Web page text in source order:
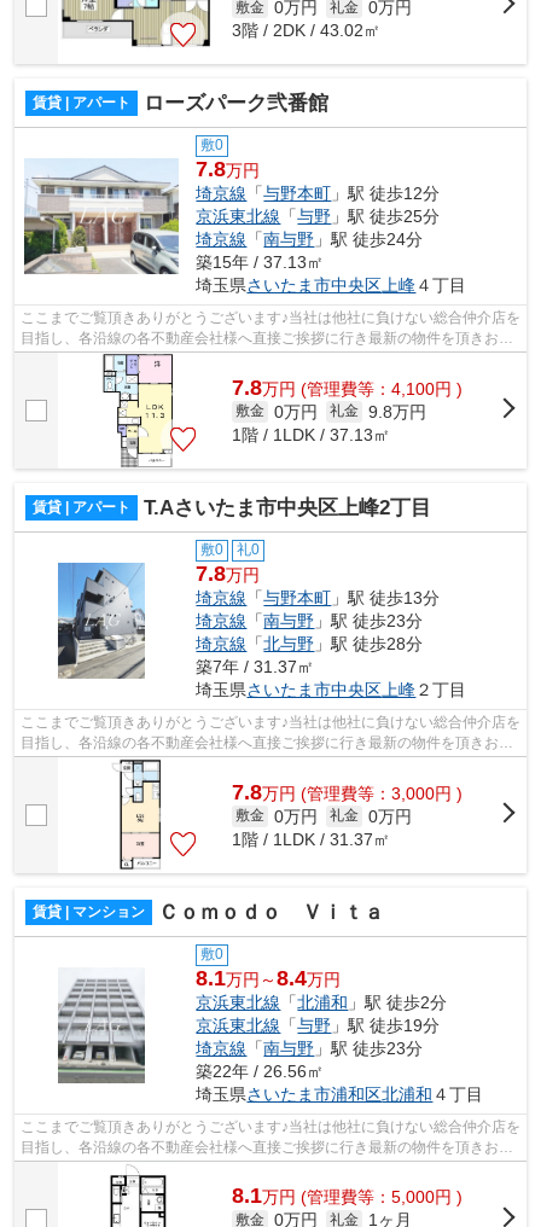
敷金 0万円 礼金 0万円
3階 / 2DK / 43.02㎡
賃貸 | アパート ローズパーク弐番館
敷0
7.8万円
埼京線 「与野本町 」駅 徒歩12分
京浜東北線 「与野 」駅 徒歩25分
埼京線 「南与野 」駅 徒歩24分
築15年 / 37.13㎡
埼玉県さいたま市中央区上峰４丁目
ここまでご覧頂きありがとうございます♪当社は他社に負けない総合仲介店を
目指し、各沿線の各不動産会社様へ直接ご挨拶に行き最新の物件を頂きお客
様へ提供しております！最新の情報は...
7.8万円 (管理費等：4,100円 )
敷金 0万円 礼金 9.8万円
1階 / 1LDK / 37.13㎡
賃貸 | アパート T.Aさいたま市中央区上峰2丁目
敷0 礼0
7.8万円
埼京線 「与野本町 」駅 徒歩13分
埼京線 「南与野 」駅 徒歩23分
埼京線 「北与野 」駅 徒歩28分
築7年 / 31.37㎡
埼玉県さいたま市中央区 上峰２丁目
ここまでご覧頂きありがとうございます♪当社は他社に負けない総合仲介店を
目指し、各沿線の各不動産会社様へ直接ご挨拶に行き最新の物件を頂きお客
様へ提供しております！最新の情報は...
7.8万円 (管理費等：3,000円 )
敷金 0万円 礼金 0万円
1階 / 1LDK / 31.37㎡
賃貸 | マンション Ｃｏｍｏｄｏ Ｖｉｔａ
敷0
8.1万円～8.4万円
京浜東北線 「北浦和 」駅 徒歩2分
京浜東北線 「与野 」駅 徒歩19分
埼京線 「南与野 」駅 徒歩23分
築22年 / 26.56㎡
埼玉県さいたま市浦和区北浦和 ４丁目
ここまでご覧頂きありがとうございます♪当社は他社に負けない総合仲介店を
目指し、各沿線の各不動産会社様へ直接ご挨拶に行き最新の物件を頂きお客
様へ提供しております！最新の情報は...
8.1万円 (管理費等：5,000円 )
敷金 0万円 礼金
1ヶ月